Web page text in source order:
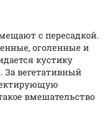
с пересадкой.
оголенные и
кустику
вегетативный
вмешательство